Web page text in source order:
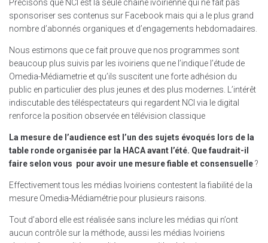
Précisons que NCI est la seule chaîne ivoirienne qui ne fait pas
sponsoriser ses contenus sur Facebook mais qui a le plus grand
nombre d’abonnés organiques et d’engagements hebdomadaires.
Nous estimons que ce fait prouve que nos programmes sont
beaucoup plus suivis par les ivoiriens que ne l’indique l’étude de
Omedia-Médiametrie et qu’ils suscitent une forte adhésion du
public en particulier des plus jeunes et des plus modernes. L’intérêt
indiscutable des téléspectateurs qui regardent NCI via le digital
renforce la position observée en télévision classique
La mesure de l’audience est l’un des sujets évoqués lors de la
table ronde organisée par la HACA avant l’été. Que faudrait-il
faire selon vous pour avoir une mesure fiable et consensuelle?
Effectivement tous les médias Ivoiriens contestent la fiabilité de la
mesure Omedia-Médiamétrie pour plusieurs raisons.
Tout d’abord elle est réalisée sans inclure les médias qui n’ont
aucun contrôle sur la méthode, aussi les médias Ivoiriens